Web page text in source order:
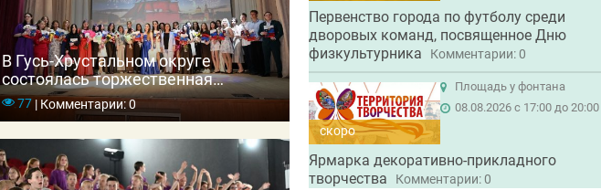
В Гусь-Хрустальном округе
состоялась торжественная
церемония вручения медалей
выпускникам школ
77 |Комментарии: 0
Первенство города по футболу среди
дворовых команд, посвященное Дню
физкультурника
Комментарии: 0
скоро
Площадь у фонтана
08.08.2026 с 17:00 до 20:00
Ярмарка декоративно-прикладного
творчества
Комментарии: 0